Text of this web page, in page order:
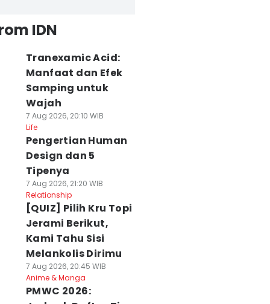
IDN
Tranexamic Acid:
Manfaat dan Efek
Samping untuk
Wajah
7 Aug 2026, 20:10 WIB
Life
Pengertian Human
Design dan 5
Tipenya
7 Aug 2026, 21:20 WIB
Relationship
[QUIZ] Pilih Kru Topi
Jerami Berikut,
Kami Tahu Sisi
Melankolis Dirimu
7 Aug 2026, 20:45 WIB
Anime & Manga
PMWC 2026: